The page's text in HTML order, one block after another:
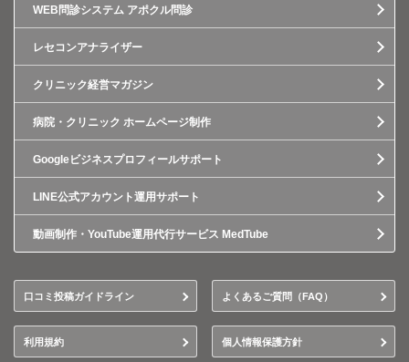
WEB問診システム アポクル問診
レセコンアナライザー
クリニック経営マガジン
病院・クリニック ホームページ制作
Googleビジネスプロフィールサポート
LINE公式アカウント運用サポート
動画制作・YouTube運用代行サービス MedTube
口コミ投稿ガイドライン よくあるご質問（FAQ）
利用規約 個人情報保護方針